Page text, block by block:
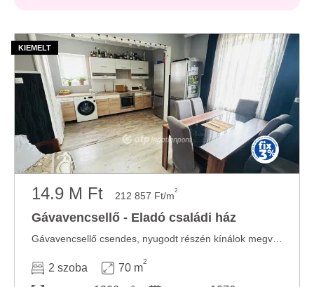
14.9 M Ft 212 857 Ft/m2
Gávavencsellő - Eladó családi ház
2 szoba 70 m
2